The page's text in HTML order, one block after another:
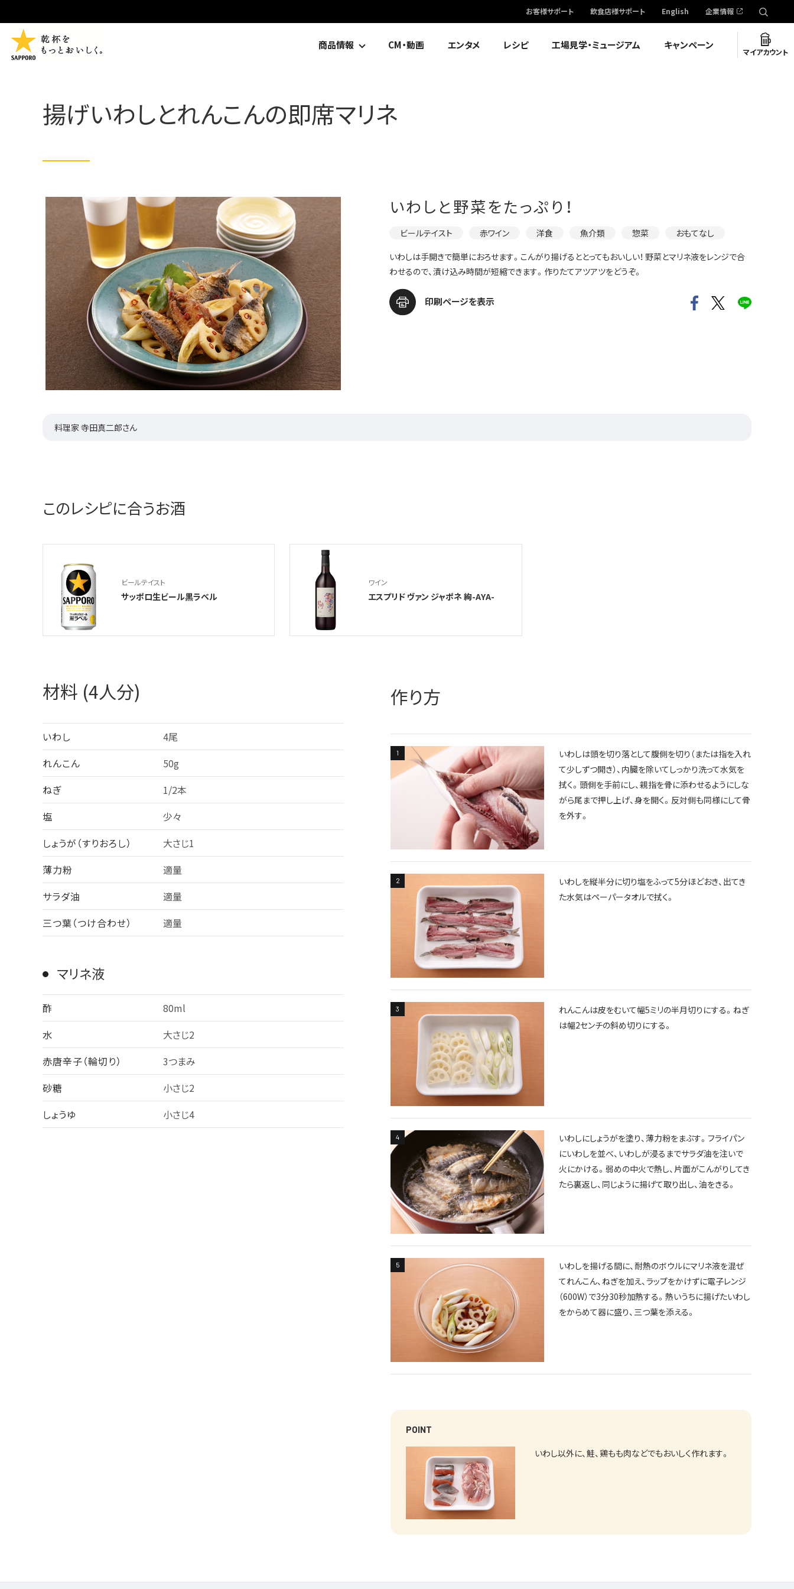
お客様サポート 飲食店様サポート English 企業情報
商品情報 CM・動画 エンタメ レシピ 工場見学・ミュージアム キャンペーン
マイアカウント
揚げいわしとれんこんの即席マリネ
いわしと野菜をたっぷり！
ビールテイスト 赤ワイン 洋食 魚介類 惣菜
おもてなし
いわしは手開きで簡単におろせます。こんがり揚げるととってもおいしい！ 野菜とマリネ液をレンジで合
わせるので、漬け込み時間が短縮できます。作りたてアツアツをどうぞ。
印刷ページを表示
料理家 寺田真二郎さん
このレシピに合うお酒
ビールテイスト
サッポロ生ビール黒ラベル
ワイン
エスプリド ヴァン ジャポネ 絢-AYA-
材料 (4人分)
いわし
4尾
れんこん
50g
ねぎ
1/2本
塩
少々
しょうが（すりおろし）
大さじ1
薄力粉
適量
サラダ油
適量
三つ葉（つけ合わせ）
適量
マリネ液
酢
80ml
水
大さじ2
赤唐辛子（輪切り）
3つまみ
砂糖
小さじ2
しょうゆ
小さじ4
作り方
いわしは頭を切り落として腹側を切り（または指を入れ
て少しずつ開き）、内臓を除いてしっかり洗って水気を
拭く。頭側を手前にし、親指を骨に添わせるようにしな
がら尾まで押し上げ、身を開く。反対側も同様にして骨
を外す。
いわしを縦半分に切り塩をふって5分ほどおき、出てき
た水気はペーパータオルで拭く。
れんこんは皮をむいて幅5ミリの半月切りにする。ねぎ
は幅2センチの斜め切りにする。
いわしにしょうがを塗り、薄力粉をまぶす。フライパン
にいわしを並べ、いわしが浸るまでサラダ油を注いで
火にかける。弱めの中火で熱し、片面がこんがりしてき
たら裏返し、同じように揚げて取り出し、油をきる。
いわしを揚げる間に、耐熱のボウルにマリネ液を混ぜ
てれんこん、ねぎを加え、ラップをかけずに電子レンジ
（600W）で3分30秒加熱する。熱いうちに揚げたいわし
をからめて器に盛り、三つ葉を添える。
POINT
いわし以外に、鮭、鶏もも肉などでもおいしく作れます。